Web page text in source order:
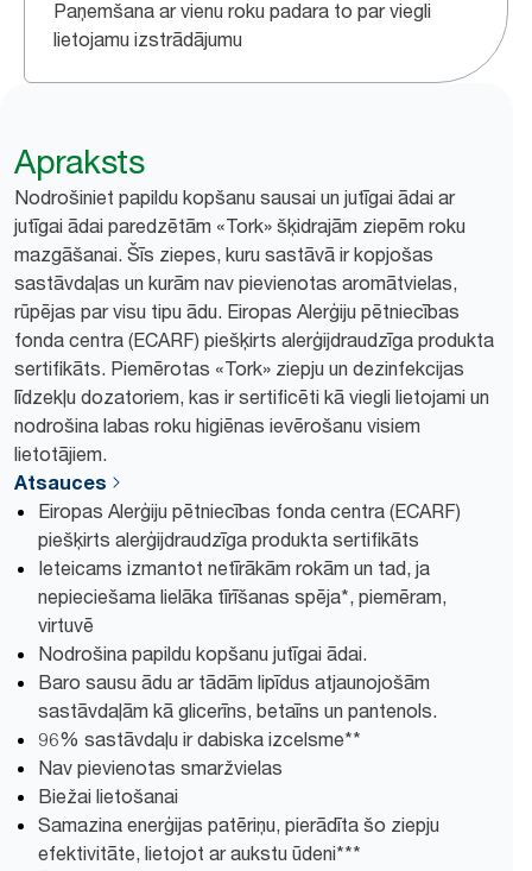
Paņemšana ar vienu roku padara to par viegli
lietojamu izstrādājumu
Apraksts
Nodrošiniet papildu kopšanu sausai un jutīgai ādai ar
jutīgai ādai paredzētām «Tork» šķidrajām ziepēm roku
mazgāšanai. Šīs ziepes, kuru sastāvā ir kopjošas
sastāvdaļas un kurām nav pievienotas aromātvielas,
rūpējas par visu tipu ādu. Eiropas Alerģiju pētniecības
fonda centra (ECARF) piešķirts alerģijdraudzīga produkta
sertifikāts. Piemērotas «Tork» ziepju un dezinfekcijas
līdzekļu dozatoriem, kas ir sertificēti kā viegli lietojami un
nodrošina labas roku higiēnas ievērošanu visiem
lietotājiem.
Atsauces
Eiropas Alerģiju pētniecības fonda centra (ECARF)
piešķirts alerģijdraudzīga produkta sertifikāts
Ieteicams izmantot netīrākām rokām un tad, ja
nepieciešama lielāka tīrīšanas spēja*, piemēram,
virtuvē
Nodrošina papildu kopšanu jutīgai ādai.
Baro sausu ādu ar tādām lipīdus atjaunojošām
sastāvdaļām kā glicerīns, betaīns un pantenols.
96% sastāvdaļu ir dabiska izcelsme**
Nav pievienotas smaržvielas
Biežai lietošanai
Samazina enerģijas patēriņu, pierādīta šo ziepju
efektivitāte, lietojot ar aukstu ūdeni***